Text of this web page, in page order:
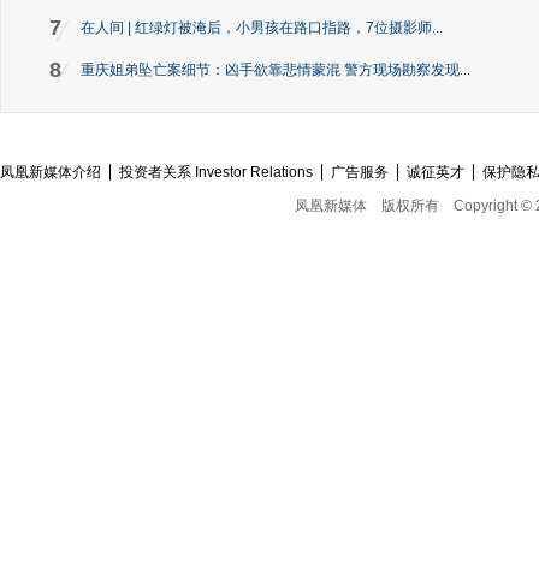
7 在人间 | 红绿灯被淹后，小男孩在路口指路，7位摄影师...
8 重庆姐弟坠亡案细节：凶手欲靠悲情蒙混 警方现场勘察发现...
凤凰新媒体介绍 投资者关系 Investor Relations 广告服务 诚征英才
保护隐
凤凰新媒体
版权所有 Copyright ©